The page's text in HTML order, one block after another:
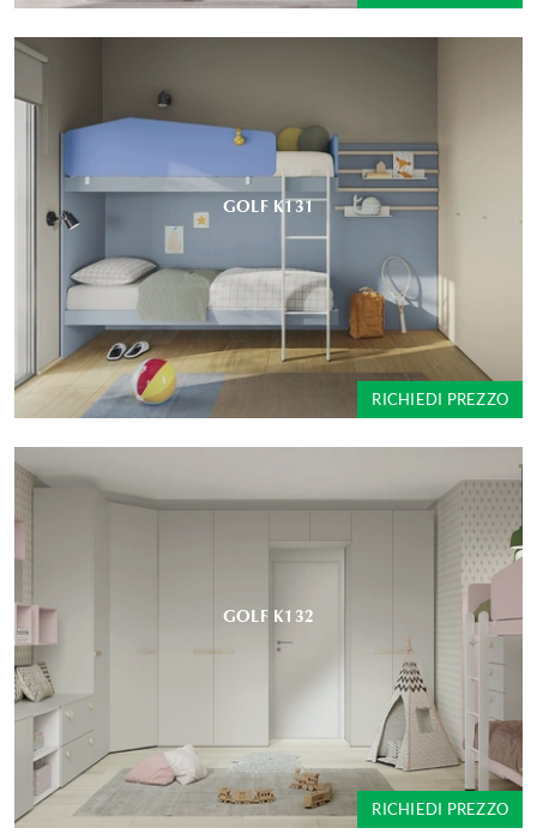
GOLF K131
RICHIEDI PREZZO
GOLF K132
RICHIEDI PREZZO